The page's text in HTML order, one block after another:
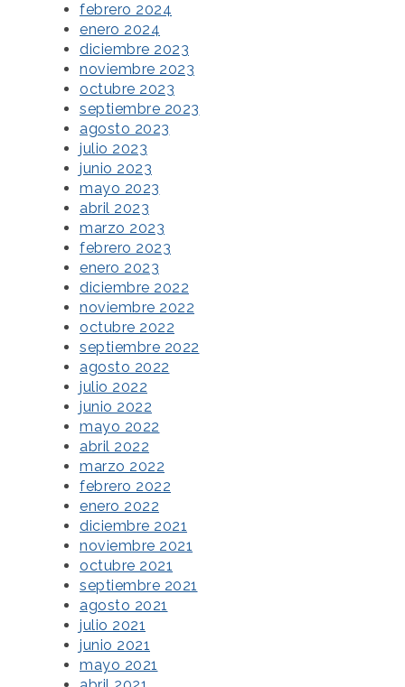
febrero 2024
enero 2024
diciembre 2023
noviembre 2023
octubre 2023
septiembre 2023
agosto 2023
julio 2023
junio 2023
mayo 2023
abril 2023
marzo 2023
febrero 2023
enero 2023
diciembre 2022
noviembre 2022
octubre 2022
septiembre 2022
agosto 2022
julio 2022
junio 2022
mayo 2022
abril 2022
marzo 2022
febrero 2022
enero 2022
diciembre 2021
noviembre 2021
octubre 2021
septiembre 2021
agosto 2021
julio 2021
junio 2021
mayo 2021